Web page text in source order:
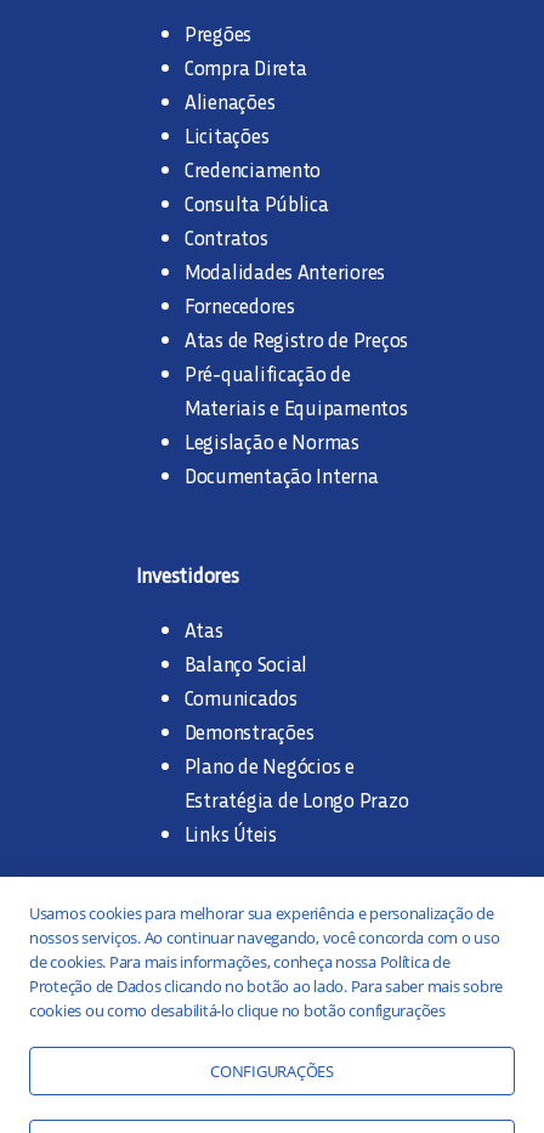
Pregões
Compra Direta
Alienações
Licitações
Credenciamento
Consulta Pública
Contratos
Modalidades Anteriores
Fornecedores
Atas de Registro de Preços
Pré-qualificação de
Materiais e Equipamentos
Legislação e Normas
Documentação Interna
Investidores
Atas
Balanço Social
Comunicados
Demonstrações
Plano de Negócios e
Estratégia de Longo Prazo
Links Úteis
Trabalhe na SANASA
Concurso Público
Estágio
Portal da Transparência
Práticas ESG
Usamos cookies para melhorar sua experiência e personalização de
nossos serviços. Ao continuar navegando, você concorda com o uso
de cookies. Para mais informações, conheça nossa Política de
Proteção de Dados clicando no botão ao lado. Para saber mais sobre
cookies ou como desabilitá-lo clique no botão configurações
CONFIGURAÇÕES